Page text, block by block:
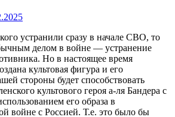
устранили сразу в начале СВО, то
делом в войне — устранение
Но в настоящее время
культовая фигура и его
стороны будет способствовать
культового героя а-ля Бандера с
его образа в
войне с Россией. Т.е. это было бы